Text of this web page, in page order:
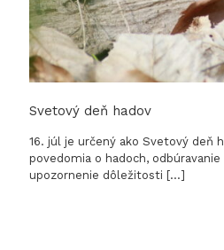
Svetový deň hadov
16. júl je určený ako Svetový deň
povedomia o hadoch,
upozornenie dôležitosti […]